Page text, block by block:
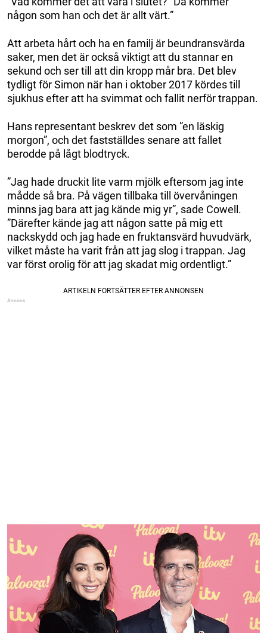
någon som han och det är allt värt.”
Att arbeta hårt och ha en familj är beundransvärda
saker, men det är också viktigt att du stannar en
sekund och ser till att din kropp mår bra. Det blev
tydligt för Simon när han i oktober 2017 kördes till
sjukhus efter att ha svimmat och fallit nerför trappan.
Hans representant beskrev det som ”en läskig
morgon”, och det fastställdes senare att fallet
berodde på lågt blodtryck.
”Jag hade druckit lite varm mjölk eftersom jag inte
mådde så bra. På vägen tillbaka till övervåningen
minns jag bara att jag kände mig yr”, sade Cowell.
”Därefter kände jag att någon satte på mig ett
nackskydd och jag hade en fruktansvärd huvudvärk,
vilket måste ha varit från att jag slog i trappan. Jag
var först orolig för att jag skadat mig ordentligt.”